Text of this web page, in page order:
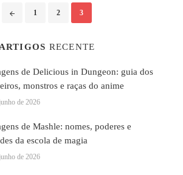
1 2 3
RECENTE
de Delicious in Dungeon: guia dos
monstros e raças do anime
de 2026
de Mashle: nomes, poderes e
da escola de magia
de 2026